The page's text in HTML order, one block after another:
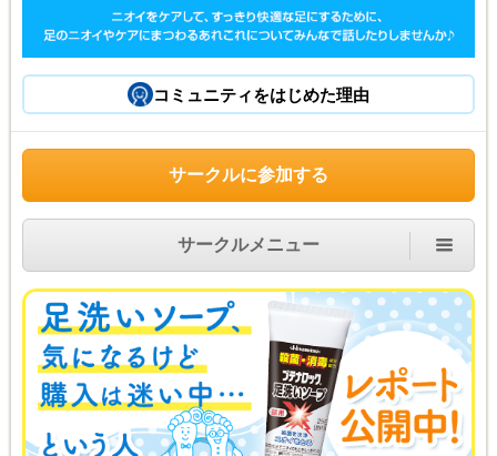
コミュニティをはじめた理由
サークルに参加する
サークルメニュー